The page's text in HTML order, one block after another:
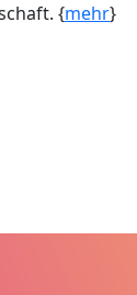
{mehr}